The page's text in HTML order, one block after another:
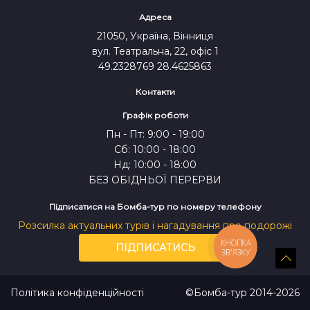
* Команда "Бомба-тур" постійно працює над
удосконаленням наших сервісів, допоможіть
нам стати кращими для Вас:
ВІДПРАВИТИ
Адреса
21050, Україна, Вінниця
вул. Театральна, 22, офіс 1
49.2328769 28.4625863
Контакти
Графік роботи
Пн - Пт: 9:00 - 19:00
Сб: 10:00 - 18:00
Нд: 10:00 - 18:00
БЕЗ ОБІДНЬОЇ ПЕРЕРВИ
Підписатися на Бомба-тур по номеру телефону
Розсилка актуальних турів і нагадування про подорожі
ПІДПИСАТИСЬ
Політика конфіденційності ©Бомба-тур 2014-2026
КНОПКА
ЗВ'ЯЗКУ